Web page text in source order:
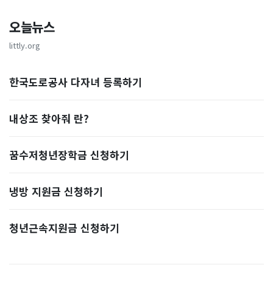
오늘뉴스
littly.org
한국도로공사 다자녀 등록하기
내상조 찾아줘 란?
꿈수저청년장학금 신청하기
냉방 지원금 신청하기
청년근속지원금 신청하기